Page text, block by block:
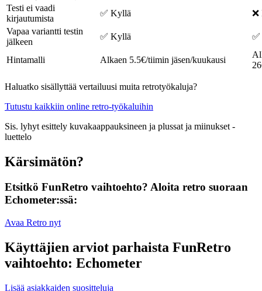
Testi ei vaadi
kirjautumista
✅ Kyllä
❌
Vapaa variantti testin
jälkeen
✅ Kyllä
Hintamalli Alkaen 5.5€/tiimin jäsen/kuukausi
Haluatko sisällyttää vertailuusi muita retrotyökaluja?
Tutustu kaikkiin online retro-työkaluihin
Sis. lyhyt esittely kuvakaappauksineen ja plussat ja miinukset -
luettelo
Kärsimätön?
Etsitkö FunRetro vaihtoehto? Aloita retro suoraan
Echometer:ssä:
Avaa Retro nyt
Käyttäjien arviot parhaista FunRetro
vaihtoehto: Echometer
Lisää asiakkaiden suositteluja